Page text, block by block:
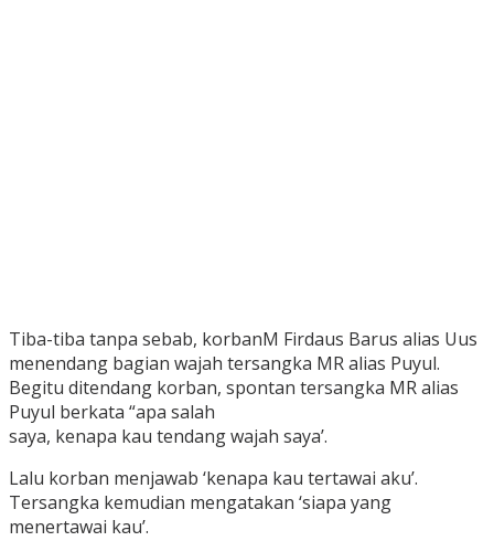
Tiba-tiba tanpa sebab, korbanM Firdaus Barus alias Uus
menendang bagian wajah tersangka MR alias Puyul.
Begitu ditendang korban, spontan tersangka MR alias
Puyul berkata “apa salah
saya, kenapa kau tendang wajah saya’.
Lalu korban menjawab ‘kenapa kau tertawai aku’.
Tersangka kemudian mengatakan ‘siapa yang
menertawai kau’.